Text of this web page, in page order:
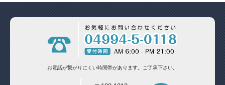
お電話が繋がりにくい時間帯があります。 ご了承下さい。